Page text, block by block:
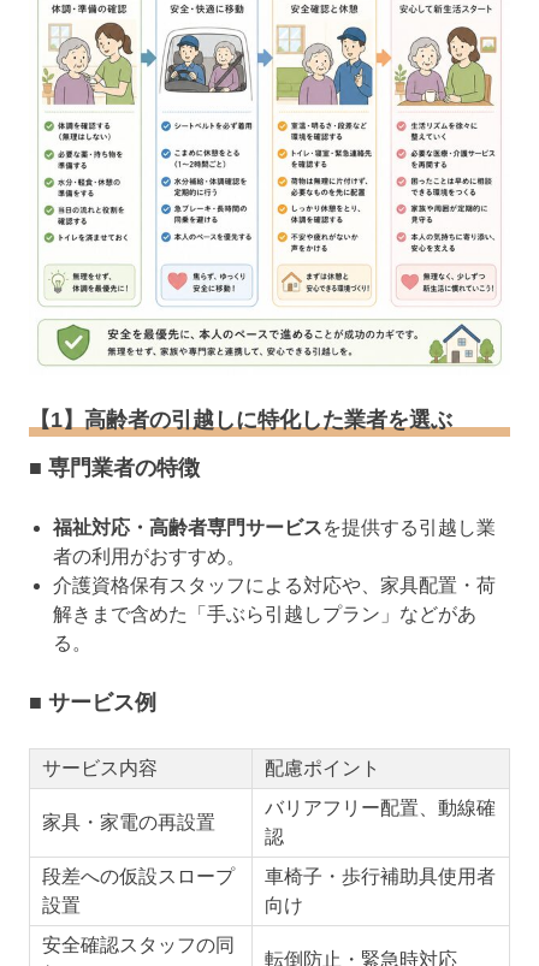
【1】高齢者の引越しに特化した業者を選ぶ
■ 専門業者の特徴
福祉対応・高齢者専門サービスを提供する引越し業
者の利用がおすすめ。
介護資格保有スタッフによる対応や、家具配置・荷
解きまで含めた「手ぶら引越しプラン」などがあ
る。
■ サービス例
サービス内容 配慮ポイント
家具・家電の再設置
バリアフリー配置、動線確
認
段差への仮設スロープ
設置
車椅子・歩行補助具使用者
向け
安全確認スタッフの同
転倒防止・緊急時対応